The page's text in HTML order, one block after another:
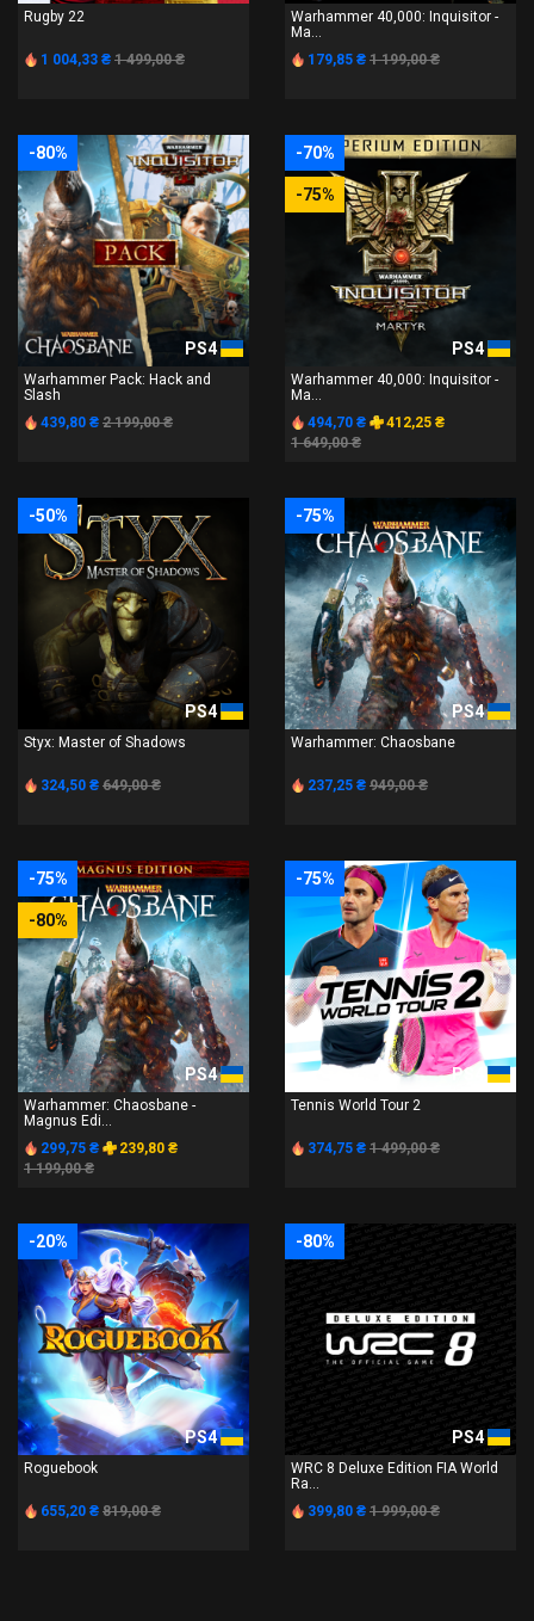
Rugby 22
1 004,33 ₴ 1 499,00 ₴
Warhammer 40,000: Inquisitor -
Ma...
179,85 ₴ 1 199,00 ₴
-80%
PS4
Warhammer Pack: Hack and
Slash
439,80 ₴ 2 199,00 ₴
-70%
-75%
PS4
Warhammer 40,000: Inquisitor -
Ma...
494,70 ₴
412,25 ₴
1 649,00 ₴
-50%
PS4
Styx: Master of Shadows
324,50 ₴ 649,00 ₴
-75%
PS4
Warhammer: Chaosbane
237,25 ₴ 949,00 ₴
-75%
-80%
PS4
Warhammer: Chaosbane -
Magnus Edi...
299,75 ₴
239,80 ₴
1 199,00 ₴
-75%
PS4
Tennis World Tour 2
374,75 ₴ 1 499,00 ₴
-20%
PS4
Roguebook
655,20 ₴ 819,00 ₴
-80%
PS4
WRC 8 Deluxe Edition FIA World
Ra...
399,80 ₴ 1 999,00 ₴